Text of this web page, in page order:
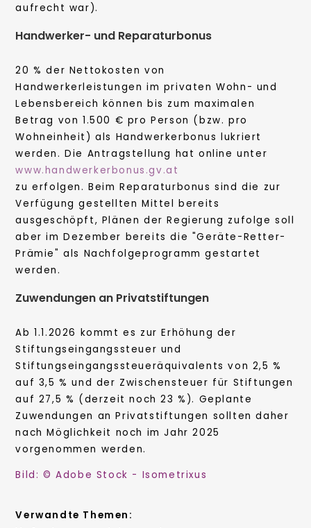
aufrecht war).
Handwerker- und Reparaturbonus
20 % der Nettokosten von
Handwerkerleistungen im privaten Wohn- und
Lebensbereich können bis zum maximalen
Betrag von 1.500 € pro Person (bzw. pro
Wohneinheit) als Handwerkerbonus lukriert
werden. Die Antragstellung hat online unter
www.handwerkerbonus.gv.at
zu erfolgen. Beim Reparaturbonus sind die zur
Verfügung gestellten Mittel bereits
ausgeschöpft, Plänen der Regierung zufolge soll
aber im Dezember bereits die "Geräte-Retter-
Prämie" als Nachfolgeprogramm gestartet
werden.
Zuwendungen an Privatstiftungen
Ab 1.1.2026 kommt es zur Erhöhung der
Stiftungseingangssteuer und
Stiftungseingangssteueräquivalents von 2,5 %
auf 3,5 % und der Zwischensteuer für Stiftungen
auf 27,5 % (derzeit noch 23 %). Geplante
Zuwendungen an Privatstiftungen sollten daher
nach Möglichkeit noch im Jahr 2025
vorgenommen werden.
Bild: © Adobe Stock - Isometrixus
Verwandte Themen: